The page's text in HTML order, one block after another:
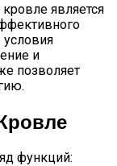
является
и
позволяет
функций: